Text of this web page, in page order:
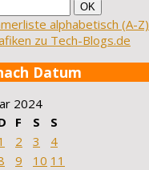
Suchen
OK
alphabetisch (A-Z)
zu Tech-Blogs.de
Datum
2024
F S
S
2 3
4
9 10 11